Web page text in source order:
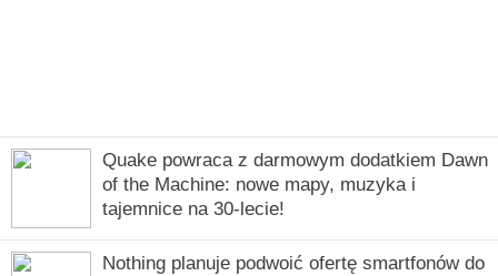
Quake powraca z darmowym dodatkiem Dawn
of the Machine: nowe mapy, muzyka i
tajemnice na 30-lecie!
Nothing planuje podwoić ofertę smartfonów do